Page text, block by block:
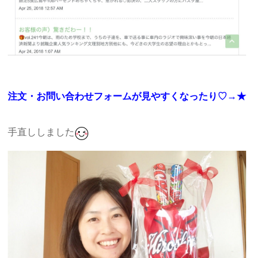
注文・お問い合わせフォームが見やすくなったり♡→★
手直ししました